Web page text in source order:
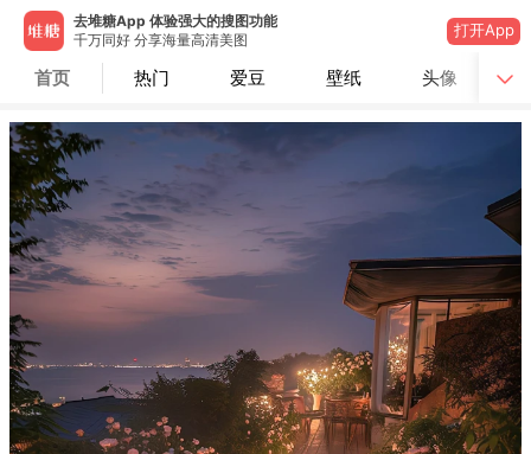
去堆糖App 体验强大的搜图功能
千万同好 分享海量高清美图
打开App
首页 热门 爱豆 壁纸 头像